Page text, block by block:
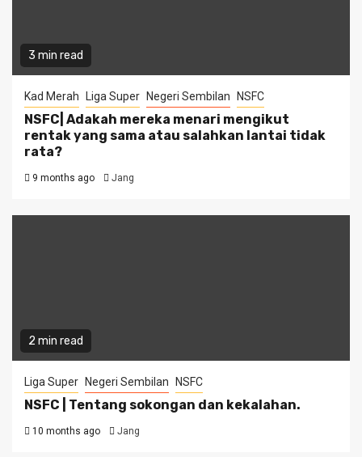
3 min read
Kad Merah Liga Super Negeri Sembilan NSFC
NSFC| Adakah mereka menari mengikut
rentak yang sama atau salahkan lantai tidak
rata?
9 months ago Jang
2 min read
Liga Super Negeri Sembilan NSFC
NSFC | Tentang sokongan dan kekalahan.
10 months ago Jang